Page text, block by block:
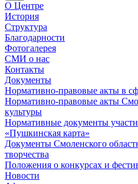
О Центре
История
Структура
Благодарности
Фотогалерея
СМИ о нас
Контакты
Документы
Нормативно-правовые акты в
Нормативно-правовые акты
культуры
Нормативные документы
«Пушкинская карта»
Документы Смоленского
творчества
Положения о конкурсах и
Новости